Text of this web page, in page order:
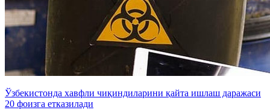
Ўзбекистонда хавфли чиқиндиларини қайта ишлаш даражаси
20 фоизга етказилади